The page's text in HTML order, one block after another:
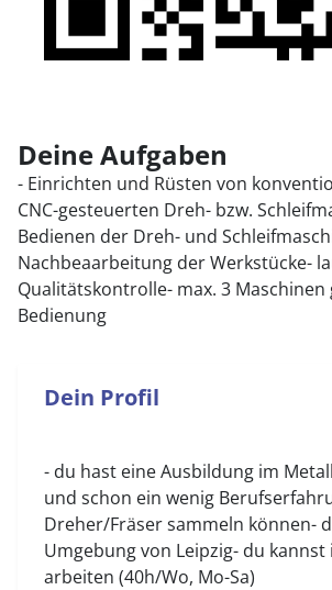
Deine Aufgaben
- Einrichten und Rüsten von
CNC-gesteuerten Dreh- bzw.
Bedienen der Dreh- und
Nachbeaarbeitung der Werkstücke-
Qualitätskontrolle- max. 3
Bedienung
Dein Profil
- du hast eine Ausbildung im
und schon ein wenig
Dreher/Fräser sammeln können-
Umgebung von Leipzig- du kannst
arbeiten (40h/Wo, Mo-Sa)